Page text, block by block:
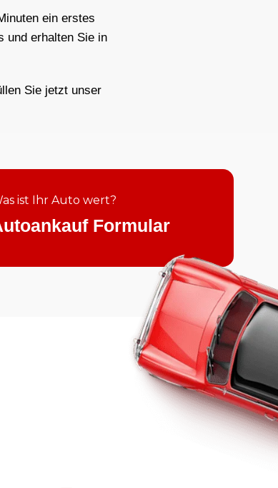
ein erstes
und erhalten Sie in
Sie jetzt unser
ist Ihr Auto wert?
Formular